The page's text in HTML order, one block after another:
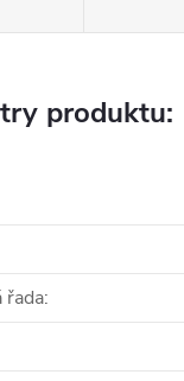
produktu:
řada: